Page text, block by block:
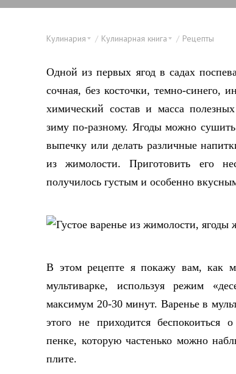
Кулинария Кулинарная книга Рецепты
Одной из первых ягод в садах
сочная, без косточки, темно-синего,
химический состав и масса
зиму по-разному. Ягоды можно
выпечку или делать различные
из жимолости. Приготовить его
получилось густым и особенно
В этом рецепте я покажу вам, как
мультиварке, используя режим
максимум 20-30 минут. Варенье в
этого не приходится
пенке, которую частенько можно
плите.